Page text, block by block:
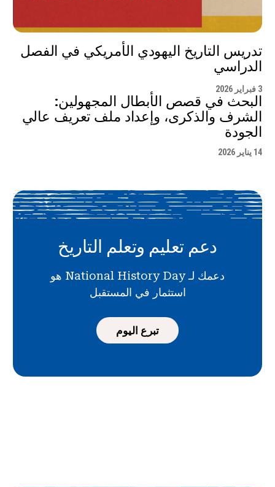
تدريس التاريخ اليهودي الأمريكي في الفصل
الدراسي
3 فبراير 2026
البحث في قصص الأبطال المجهولين:
الشرف والذكرى، وإعداد ملف تعريف عالي
الجودة
14 يناير 2026
دعم تعليم وتعلم التاريخ
دعمك لـ National History Day هو
استثمار في المستقبل
تبرع اليوم